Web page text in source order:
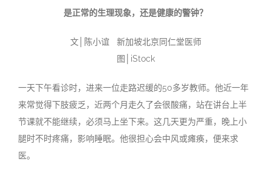
第53期
第52期
《华汇》杂志介绍
联系我们
是正常的生理现象，还是健康的警钟？
文│ 陈小谊
新加坡北京同仁堂医师
图 │iStock
一天下午看诊时，进来一位走路迟缓的50多岁教师。他近一年
来常觉得下肢疲乏，近两个月走久了会很酸痛，站在讲台上半
节课就不能继续，必须马上坐下来。这几天更为严重，晚上小
腿时不时疼痛，影响睡眠。他很担心会中风或瘫痪，便来求
医。